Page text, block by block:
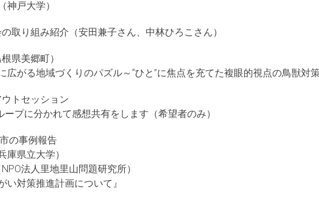
神戸大学）
取り組み紹介（安田兼子さん、中林ひろこさん）
県美郷町）
広がる地域づくりのパズル～“ひと”に焦点を充てた複眼的視点の鳥獣対策
トセッション
ープに分かれて感想共有をします（希望者のみ）
の事例報告
庫県立大学）
法人里地里山問題研究所）
い対策推進計画について』